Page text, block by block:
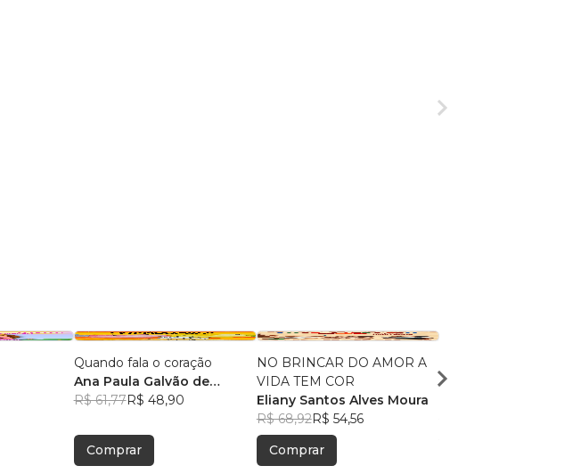
Quando fala o coração
Ana Paula Galvão de
Oliveira
R$ 61,77R$ 48,90
Comprar
NO BRINCAR DO AMOR A
VIDA TEM COR
Eliany Santos Alves Moura
R$ 68,92R$ 54,56
Comprar
Educação Infantil no